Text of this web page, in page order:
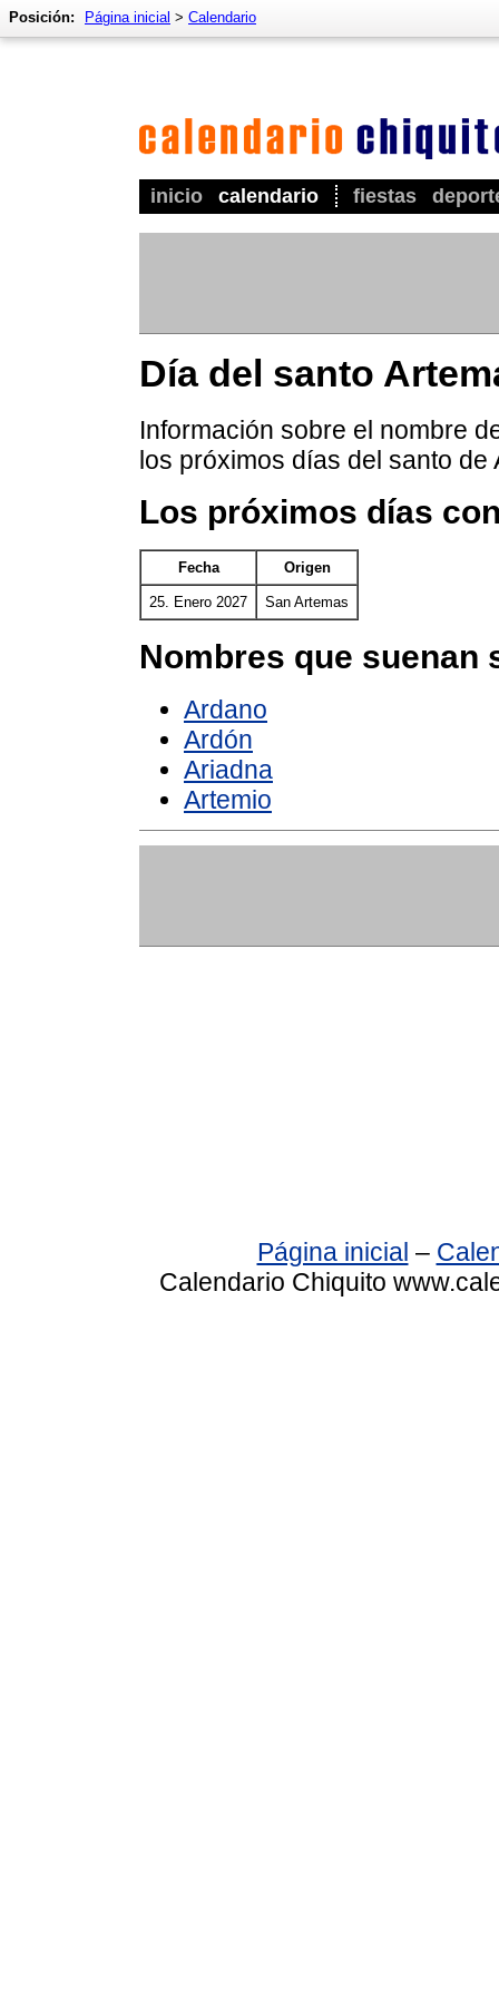
inicio calendario fiestas
Posición: Página inicial > Calendario
Día del santo
Información sobre el nombre
los próximos días del santo de
Los próximos días
Fecha Origen
25. Enero 2027 San Artemas
Nombres que suenan
Ardano
Ardón
Ariadna
Artemio
Página inicial –
Calendario Chiquito